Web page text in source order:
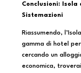
Conclusioni: Isola
Sistemazioni
Riassumendo,
gamma di hotel
cercando un
economica,